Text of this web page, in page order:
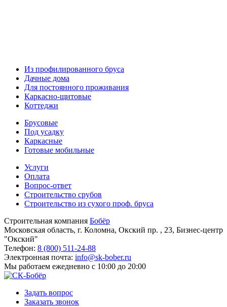
Из профилированного бруса
Дачные дома
Для постоянного проживания
Каркасно-щитовые
Коттеджи
Брусовые
Под усадку
Каркасные
Готовые мобильные
Услуги
Оплата
Вопрос-ответ
Строительство срубов
Строительство из сухого проф. бруса
Строительная компания Бобёр
Московская область, г. Коломна, Окский пр. , 23, Бизнес-центр
"Окский"
Телефон: 8 (800) 511-24-88
Электронная почта: info@sk-bober.ru
Мы работаем ежедневно с 10:00 до 20:00
Задать вопрос
Заказать звонок